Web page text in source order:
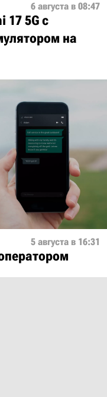
6 августа в 08:47
17 5G с
на
5 августа в 16:31